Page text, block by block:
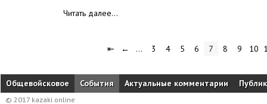
Читать далее…
⇤ ← … 3 4 5 6 7 8 9 10
Общевойсковое События Актуальные комментарии
© 2017 kazaki.online